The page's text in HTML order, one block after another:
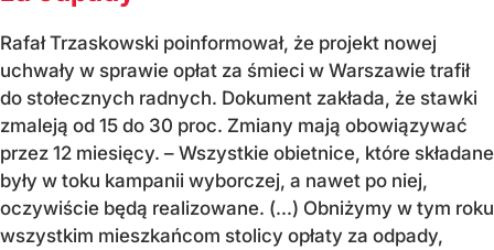
Rafał Trzaskowski poinformował, że projekt nowej
uchwały w sprawie opłat za śmieci w Warszawie trafił
do stołecznych radnych. Dokument zakłada, że stawki
zmaleją od 15 do 30 proc. Zmiany mają obowiązywać
przez 12 miesięcy. – Wszystkie obietnice, które składane
były w toku kampanii wyborczej, a nawet po niej,
oczywiście będą realizowane. (...) Obniżymy w tym roku
wszystkim mieszkańcom stolicy opłaty za odpady,